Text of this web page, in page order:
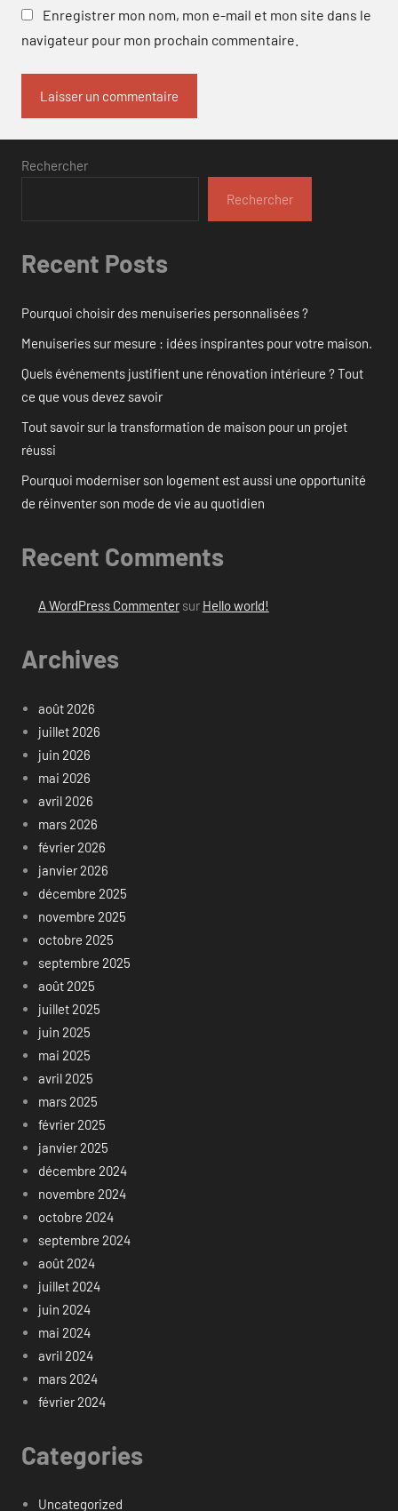
Enregistrer mon nom, mon e-mail et mon site dans le
navigateur pour mon prochain commentaire.
Rechercher
Rechercher
Recent Posts
Pourquoi choisir des menuiseries personnalisées ?
Menuiseries sur mesure : idées inspirantes pour votre maison.
Quels événements justifient une rénovation intérieure ? Tout
ce que vous devez savoir
Tout savoir sur la transformation de maison pour un projet
réussi
Pourquoi moderniser son logement est aussi une opportunité
de réinventer son mode de vie au quotidien
Recent Comments
A WordPress Commentersur Hello world!
Archives
août 2026
juillet 2026
juin 2026
mai 2026
avril 2026
mars 2026
février 2026
janvier 2026
décembre 2025
novembre 2025
octobre 2025
septembre 2025
août 2025
juillet 2025
juin 2025
mai 2025
avril 2025
mars 2025
février 2025
janvier 2025
décembre 2024
novembre 2024
octobre 2024
septembre 2024
août 2024
juillet 2024
juin 2024
mai 2024
avril 2024
mars 2024
février 2024
Categories
Uncategorized